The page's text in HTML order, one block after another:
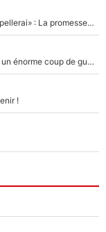
Mercato - OM - «Dès que je prends un club, je t’appellerai» : La promesse de Marcelino au moment de claquer la porte
Victime de racisme contre Murray, Kyrgios pousse un énorme coup de gueule !
!